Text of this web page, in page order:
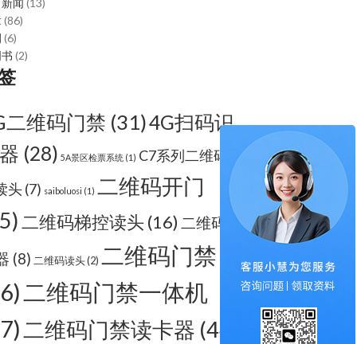
闻 (13)
(86)
(6)
(2)
二维码门禁 (31)4G扫码识
(28) 5A景区检票系统 (1) C7系列二维码梯
头(7) saiboluosi (1) 二维码开门
二维码梯控读头 (16) 二维码识
(8) 二维码读头(2) 二维码门禁
二维码门禁一体机
二维码门禁读卡器 (44)